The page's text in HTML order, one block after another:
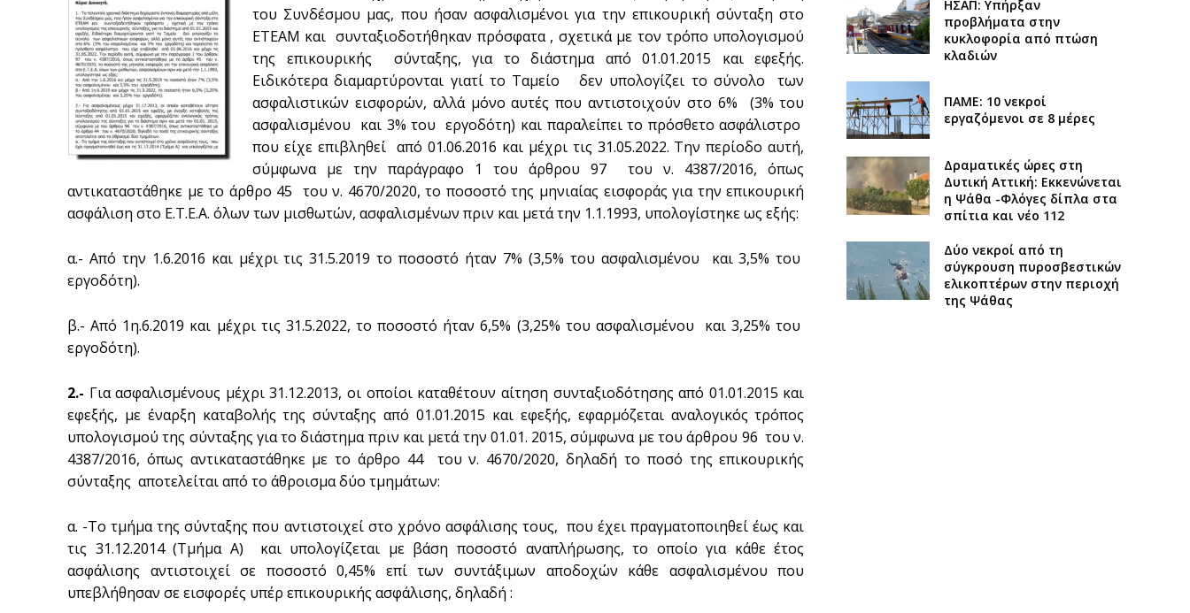
του Συνδέσμου μας, που ήσαν ασφαλισμένοι για την επικουρική σύνταξη στο
ΕΤΕΑΜ και συνταξιοδοτήθηκαν πρόσφατα , σχετικά με τον τρόπο υπολογισμού
της επικουρικής σύνταξης, για το διάστημα από 01.01.2015 και εφεξής.
Ειδικότερα διαμαρτύρονται γιατί το Ταμείο δεν υπολογίζει το σύνολο των
ασφαλιστικών εισφορών, αλλά μόνο αυτές που αντιστοιχούν στο 6% (3% του
ασφαλισμένου και 3% του εργοδότη) και παραλείπει το πρόσθετο ασφάλιστρο
που είχε επιβληθεί από 01.06.2016 και μέχρι τις 31.05.2022. Την περίοδο αυτή,
σύμφωνα με την παράγραφο 1 του άρθρου 97 του ν. 4387/2016, όπως
αντικαταστάθηκε με το άρθρο 45 του ν. 4670/2020, το ποσοστό της μηνιαίας εισφοράς για την επικουρική
ασφάλιση στο Ε.Τ.Ε.Α. όλων των μισθωτών, ασφαλισμένων πριν και μετά την 1.1.1993, υπολογίστηκε ως εξής:
α.- Από την 1.6.2016 και μέχρι τις 31.5.2019 το ποσοστό ήταν 7% (3,5% του ασφαλισμένου και 3,5% του
εργοδότη).
β.- Από 1η.6.2019 και μέχρι τις 31.5.2022, το ποσοστό ήταν 6,5% (3,25% του ασφαλισμένου και 3,25% του
εργοδότη).
2.- Για ασφαλισμένους μέχρι 31.12.2013, οι οποίοι καταθέτουν αίτηση συνταξιοδότησης από 01.01.2015 και
εφεξής, με έναρξη καταβολής της σύνταξης από 01.01.2015 και εφεξής, εφαρμόζεται αναλογικός τρόπος
υπολογισμού της σύνταξης για το διάστημα πριν και μετά την 01.01. 2015, σύμφωνα με του άρθρου 96 του ν.
4387/2016, όπως αντικαταστάθηκε με το άρθρο 44 του ν. 4670/2020, δηλαδή το ποσό της επικουρικής
σύνταξης αποτελείται από το άθροισμα δύο τμημάτων:
α. -Το τμήμα της σύνταξης που αντιστοιχεί στο χρόνο ασφάλισης τους, που έχει πραγματοποιηθεί έως και
τις 31.12.2014 (Τμήμα Α) και υπολογίζεται με βάση ποσοστό αναπλήρωσης, το οποίο για κάθε έτος
ασφάλισης αντιστοιχεί σε ποσοστό 0,45% επί των συντάξιμων αποδοχών κάθε ασφαλισμένου που
υπεβλήθησαν σε εισφορές υπέρ επικουρικής ασφάλισης, δηλαδή :
ΗΣΑΠ: Υπήρξαν
προβλήματα στην
κυκλοφορία από πτώση
κλαδιών
ΠΑΜΕ: 10 νεκροί
εργαζόμενοι σε 8 μέρες
Δραματικές ώρες στη
Δυτική Αττική: Εκκενώνεται
η Ψάθα -Φλόγες δίπλα στα
σπίτια και νέο 112
Δύο νεκροί από τη
σύγκρουση πυροσβεστικών
ελικοπτέρων στην περιοχή
της Ψάθας